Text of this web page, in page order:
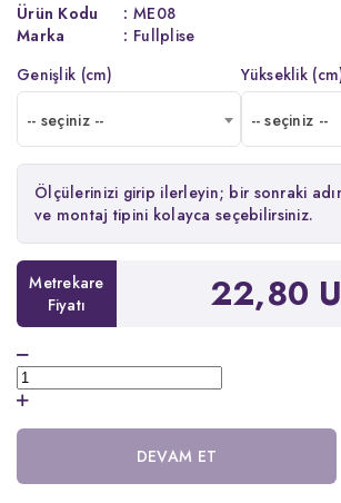
Ürün Kodu
: ME08
Marka
: Fullplise
Genişlik (cm)
-- seçiniz --
Yükseklik
-- seçiniz --
Ölçülerinizi girip ilerleyin; bir sonraki
ve montaj tipini kolayca seçebilirsiniz.
Metrekare
Fiyatı
22,80
DEVAM ET